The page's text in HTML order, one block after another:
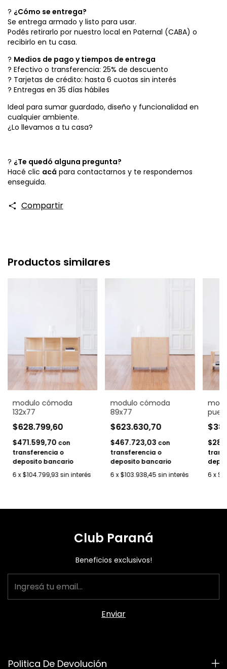
? ¿Cómo se entrega?
Se entrega armado y listo para usar.
Podés retirarlo por nuestro local en Paternal (CABA) o
recibirlo en tu casa.
? Medios de pago y tiempos de entrega
? Efectivo o transferencia: 25% de descuento
? Tarjetas de crédito: hasta 6 cuotas sin interés
? Entregas en 35 días hábiles
Ideal para sumar guardado, diseño y funcionalidad en
cualquier ambiente.
¿Lo llevamos a tu casa?
? ¿Te quedó alguna pregunta?
Hacé clic acá para contactarnos y te respondemos
enseguida.
Compartir
Productos similares
modulo cómoda
132x77
$628.799,60
$471.599,70 con
transferencia o
deposito bancario
6 x$104.799,93 sin interés
modulo cómoda
89x77
$623.630,70
$467.723,03 con
transferencia o
deposito bancario
6 x$103.938,45 sin interés
6 x
Club Paraná
Beneficios exclusivos!
Politica De Devolución